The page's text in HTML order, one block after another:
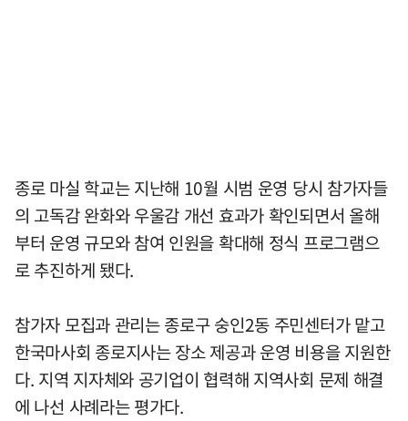
종로 마실 학교는 지난해 10월 시범 운영 당시 참가자들
의 고독감 완화와 우울감 개선 효과가 확인되면서 올해
부터 운영 규모와 참여 인원을 확대해 정식 프로그램으
로 추진하게 됐다.
참가자 모집과 관리는 종로구 숭인2동 주민센터가 맡고
한국마사회 종로지사는 장소 제공과 운영 비용을 지원한
다. 지역 지자체와 공기업이 협력해 지역사회 문제 해결
에 나선 사례라는 평가다.